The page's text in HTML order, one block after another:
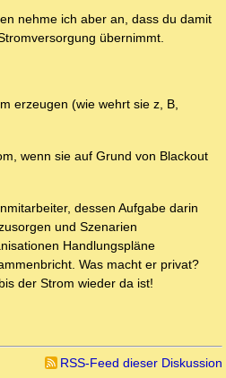
nehme ich aber an, dass du damit
übernimmt.
erzeugen (wie wehrt sie z, B,
wenn sie auf Grund von Blackout
dessen Aufgabe darin
und Szenarien
Handlungspläne
Was macht er privat?
der Strom wieder da ist!
RSS-Feed dieser Diskussion